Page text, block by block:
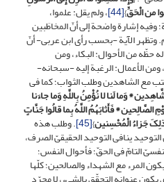
من الْحَقِّ}
[44] ، ولم یقل: علموا،
إشارة واضحة إلى أنّ المخاطَبین
وتظهر الآیة -بحسب رأی ابن عربی- أنّ
حظّه من الأحوال: البکاء، ومن
ومن الأعمال: الرغبة إلیه -سبحانه-
مع الشاهدین وطلب الثواب؛ کما فی
*وَما لَنا لا نُؤْمِنُ بِاللَّهِ وَما جاءَنا
* فَأَثابَهُمُ اللَّهُ بِما قالُوا جَنَّاتٍ
جَزاءُ الْمُحْسِنین}
[45] . وطلب هذه
ینافی التوحید الحقیقیّ الصرف،
التامّ فی الحقّ؛ فأحوال النفس؛
المرء مع الشهداء والصالحین؛ کلّها